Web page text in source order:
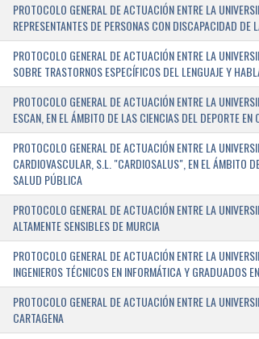
PROTOCOLO GENERAL DE ACTUACIÓN ENTRE LA
REPRESENTANTES DE PERSONAS CON DISCAPACIDAD
PROTOCOLO GENERAL DE ACTUACIÓN ENTRE LA
SOBRE TRASTORNOS ESPECÍFICOS DEL LENGUAJE Y
PROTOCOLO GENERAL DE ACTUACIÓN ENTRE LA
ESCAN, EN EL ÁMBITO DE LAS CIENCIAS DEL DEPORTE EN
PROTOCOLO GENERAL DE ACTUACIÓN ENTRE LA
CARDIOVASCULAR, S.L. "CARDIOSALUS", EN EL ÁMBITO
SALUD PÚBLICA
PROTOCOLO GENERAL DE ACTUACIÓN ENTRE LA
ALTAMENTE SENSIBLES DE MURCIA
PROTOCOLO GENERAL DE ACTUACIÓN ENTRE LA
INGENIEROS TÉCNICOS EN INFORMÁTICA Y GRADUADOS
PROTOCOLO GENERAL DE ACTUACIÓN ENTRE LA
CARTAGENA